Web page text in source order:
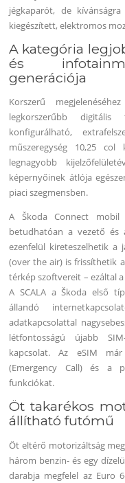
jégkaparót, de
kiegészített, elektromos
A kategória
és
generációja
Korszerű
legkorszerűbb digitális
konfigurálható,
műszeregység 10,25
legnagyobb
képernyőinek átlója
piaci szegmensben.
A Škoda Connect mobil
betudhatóan a vezető és
ezenfelül kireteszelhetik
(over the air) is frissíthetik
térkép szoftvereit – ezáltal
A SCALA a Škoda első
állandó
adatkapcsolattal
létfontosságú újabb
kapcsolat. Az eSIM
(Emergency Call) és a
funkciókat.
Öt takarékos
állítható futómű
Öt eltérő motorizáltság
három benzin- és egy
darabja megfelel az Euro